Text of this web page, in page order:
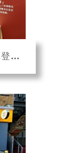
歇腳亭手搖茶將以132元登錄興櫃交易